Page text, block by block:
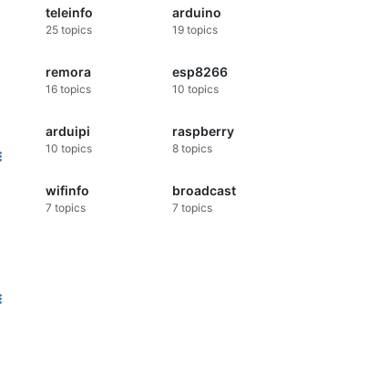
teleinfo
25 topics
arduino
19topics
remora
16 topics
esp8266
10 topics
arduipi
10 topics
raspberry
8topics
wifinfo
7 topics
broadcast
7 topics